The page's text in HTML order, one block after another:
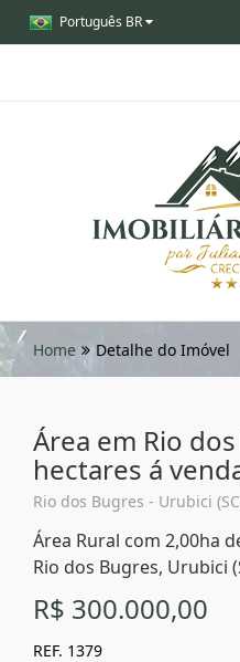
Português BR
Home Detalhe do Imóvel
Área em Rio
hectares á
Rio dos Bugres - Urubici
Área Rural com 2,00ha
Rio dos Bugres, Urubici
R$ 300.000,00
REF. 1379